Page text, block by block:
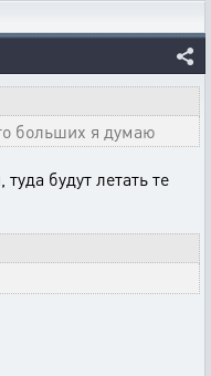
больших я думаю
будут летать те